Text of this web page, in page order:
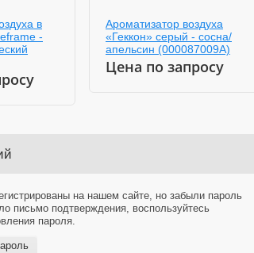
в
-
Ароматизатор воздуха
«Геккон» серый - сосна/
апельсин (000087009A)
Цена по запросу
на нашем сайте, но забыли пароль
письмо подтверждения, воспользуйтесь
пароля.